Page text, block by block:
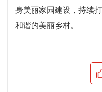
身美丽家园建设，持续
和谐的美丽乡村。